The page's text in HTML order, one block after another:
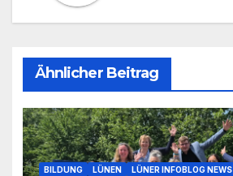
Ähnlicher Beitrag
BILDUNG LÜNEN LÜNER INFOBLOG NEWS